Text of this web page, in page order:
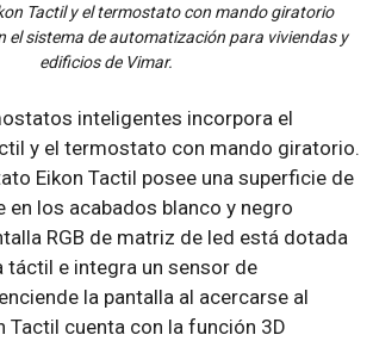
Tactil y el termostato con mando giratorio
el sistema de automatización para viviendas y
edificios de Vimar.
inteligentes incorpora el
y el termostato con mando giratorio.
Eikon Tactil posee una superficie de
en los acabados blanco y negro
RGB de matriz de led está dotada
táctil e integra un sensor de
la pantalla al acercarse al
Tactil cuenta con la función 3D